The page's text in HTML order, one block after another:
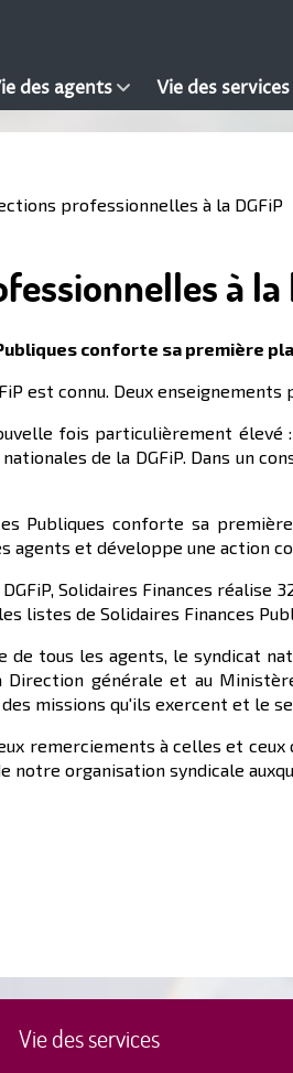
des agents Vie des services
professionnelles à la DGFiP
à la
conforte sa première
est connu. Deux
fois particulièrement
de la DGFiP. Dans un
Publiques conforte sa
agents et développe une action
Solidaires Finances réalise
listes de Solidaires Finances
tous les agents, le syndicat
Direction générale et au
missions qu'ils exercent et le
remerciements à celles et
organisation syndicale
Vie des services